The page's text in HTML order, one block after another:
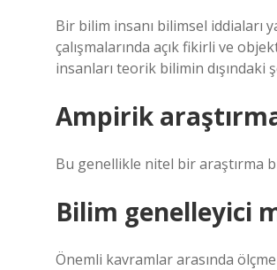
Bir bilim insanı bilimsel iddiaları
çalışmalarında açık fikirli ve
insanları teorik bilimin dışındaki
Ampirik
Bu genellikle nitel bir araştırma
Bilim genelleyici
Önemli kavramlar arasında